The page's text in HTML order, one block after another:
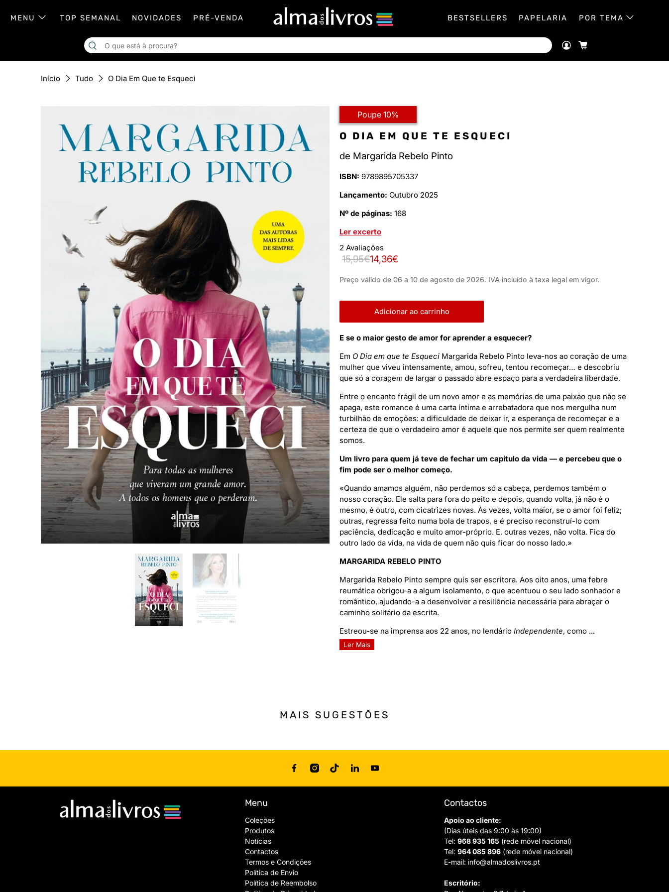
MENU TOP SEMANAL NOVIDADES PRÉ-VENDA BESTSELLERS PAPELARIA POR TEMA
Início Tudo O Dia Em Que te Esqueci
Poupe 10%
O DIA EM QUE TE ESQUECI
de Margarida Rebelo Pinto
ISBN: 9789895705337
Lançamento: Outubro 2025
Nº de páginas: 168
Ler excerto
2 Avaliações
14,36€
15,95€
Preço válido de 06 a 10 de agosto de 2026. IVA incluído à taxa legal em vigor.
Adicionar ao carrinho
E se o maior gesto de amor for aprender a esquecer?
Em O Dia em que te Esqueci Margarida Rebelo Pinto leva-nos ao coração de uma
mulher que viveu intensamente, amou, sofreu, tentou recomeçar… e descobriu
que só a coragem de largar o passado abre espaço para a verdadeira liberdade.
Entre o encanto frágil de um novo amor e as memórias de uma paixão que não se
apaga, este romance é uma carta íntima e arrebatadora que nos mergulha num
turbilhão de emoções: a dificuldade de deixar ir, a esperança de recomeçar e a
certeza de que o verdadeiro amor é aquele que nos permite ser quem realmente
somos.
Um livro para quem já teve de fechar um capítulo da vida — e percebeu que o
fim pode ser o melhor começo.
«Quando amamos alguém, não perdemos só a cabeça, perdemos também o
nosso coração. Ele salta para fora do peito e depois, quando volta, já não é o
mesmo, é outro, com cicatrizes novas. Às vezes, volta maior, se o amor foi feliz;
outras, regressa feito numa bola de trapos, e é preciso reconstruí-lo com
paciência, dedicação e muito amor-próprio. E, outras vezes, não volta. Fica do
outro lado da vida, na vida de quem não quis ficar do nosso lado.»
MARGARIDA REBELO PINTO
Margarida Rebelo Pinto sempre quis ser escritora. Aos oito anos, uma febre
reumática obrigou-a a algum isolamento, o que acentuou o seu lado sonhador e
romântico, ajudando-a a desenvolver a resiliência necessária para abraçar o
caminho solitário da escrita.
Estreou-se na imprensa aos 22 anos, no lendário Independente, como ...
Ler Mais
MAIS SUGESTÕES
Menu
Coleções
Produtos
Notícias
Contactos
Termos e Condições
Política de Envio
Política de Reembolso
Contactos
Apoio ao cliente:
(Dias úteis das 9:00 às 19:00)
Tel: 968 935 165 (rede móvel nacional)
Tel: 964 085 896 (rede móvel nacional)
E-mail: info@almadoslivros.pt
Escritório: